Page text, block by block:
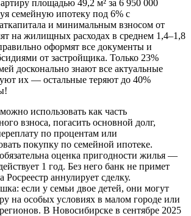
площадью 49,2 м² за 6 950 000
семейную ипотеку под 6% с
и минимальным взносом от
на жилищных расходах в среднем 1,4–1,8
оформят все документы и
от застройщика. Только 23%
досконально знают все актуальные
их — остальные теряют до 40%
использовать как часть
взноса, погасить основной долг,
по процентам или
покупку по семейной ипотеке.
оценка пригодности жилья —
1 год. Без него банк не примет
Росреестр аннулирует сделку.
если у семьи двое детей, они могут
на особых условиях в малом городе или
В Новосибирске в сентябре 2025